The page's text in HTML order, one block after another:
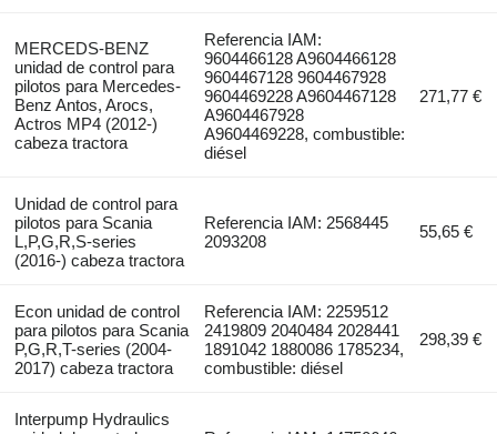
MERCEDS-BENZ
unidad de control para
pilotos para Mercedes-
Benz Antos, Arocs,
Actros MP4 (2012-)
cabeza tractora
Referencia IAM:
9604466128 A9604466128
9604467128 9604467928
9604469228 A9604467128
A9604467928
A9604469228, combustible:
diésel
271,77 €
Unidad de control para
pilotos para Scania
L,P,G,R,S-series
(2016-) cabeza tractora
Referencia IAM: 2568445
2093208
55,65 €
Econ unidad de control
para pilotos para Scania
P,G,R,T-series (2004-
2017) cabeza tractora
Referencia IAM: 2259512
2419809 2040484 2028441
1891042 1880086 1785234,
combustible: diésel
298,39 €
Interpump Hydraulics